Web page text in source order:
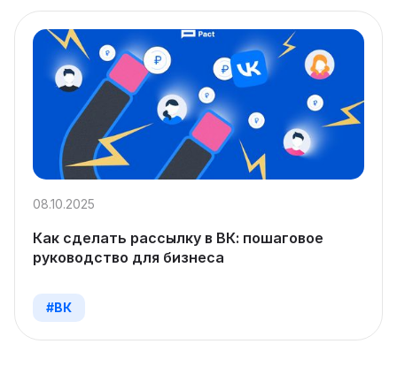
#ВК
08.10.2025
Как сделать рассылку в ВК: пошаговое
руководство для бизнеса